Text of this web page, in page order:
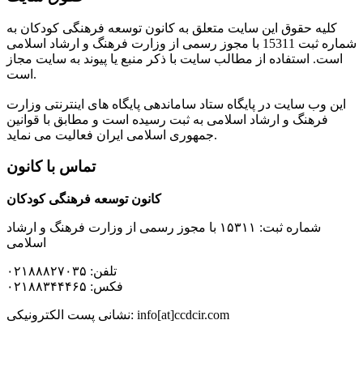
کلیه حقوق این سایت متعلق به کانون توسعه فرهنگی کودکان به
شماره ثبت 15311 با مجوز رسمی از وزارت فرهنگ و ارشاد اسلامی
است. استفاده از مطالب سایت با ذکر منبع یا پیوند به سایت مجاز
است.
این وب سایت در پایگاه ستاد ساماندهی پایگاه های اینترنتی وزارت
فرهنگ و ارشاد اسلامی به ثبت رسیده است و مطابق با قوانین
جمهوری اسلامی ایران فعالیت می نماید.
تماس با کانون
کانون توسعه فرهنگی کودکان
شماره ثبت: ۱۵۳۱۱ با مجوز رسمی از وزارت فرهنگ و ارشاد
اسلامی
تلفن: ۰۲۱۸۸۸۲۷۰۳۵
فکس: ۰۲۱۸۸۳۴۴۴۶۵
نشانی پست الکترونیکی: info[at]ccdcir.com